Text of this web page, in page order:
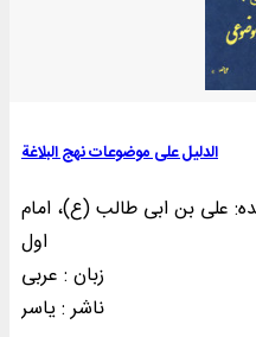
الدلیل علی موضوعات نهج البلاغة
علی بن ابی طالب (ع)، امام
اول
زبان : عربی
ناشر : ياسر